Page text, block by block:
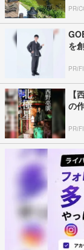
を
【
の